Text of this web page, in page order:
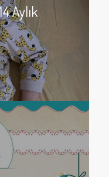
Aylık